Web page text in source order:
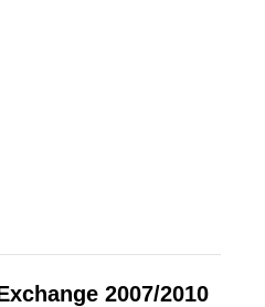
2007/2010